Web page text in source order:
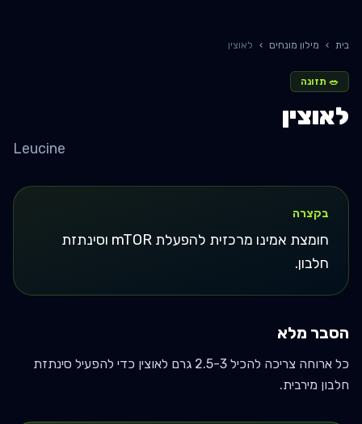
בית › מילון מונחים › לאוצין
🥗 תזונה
לאוצין
Leucine
בקצרה
חומצת אמינו מרכזית להפעלת mTOR וסינתזת
חלבון.
הסבר מלא
כל ארוחה צריכה להכיל 2.5-3 גרם לאוצין כדי להפעיל סינתזת
חלבון מירבית.